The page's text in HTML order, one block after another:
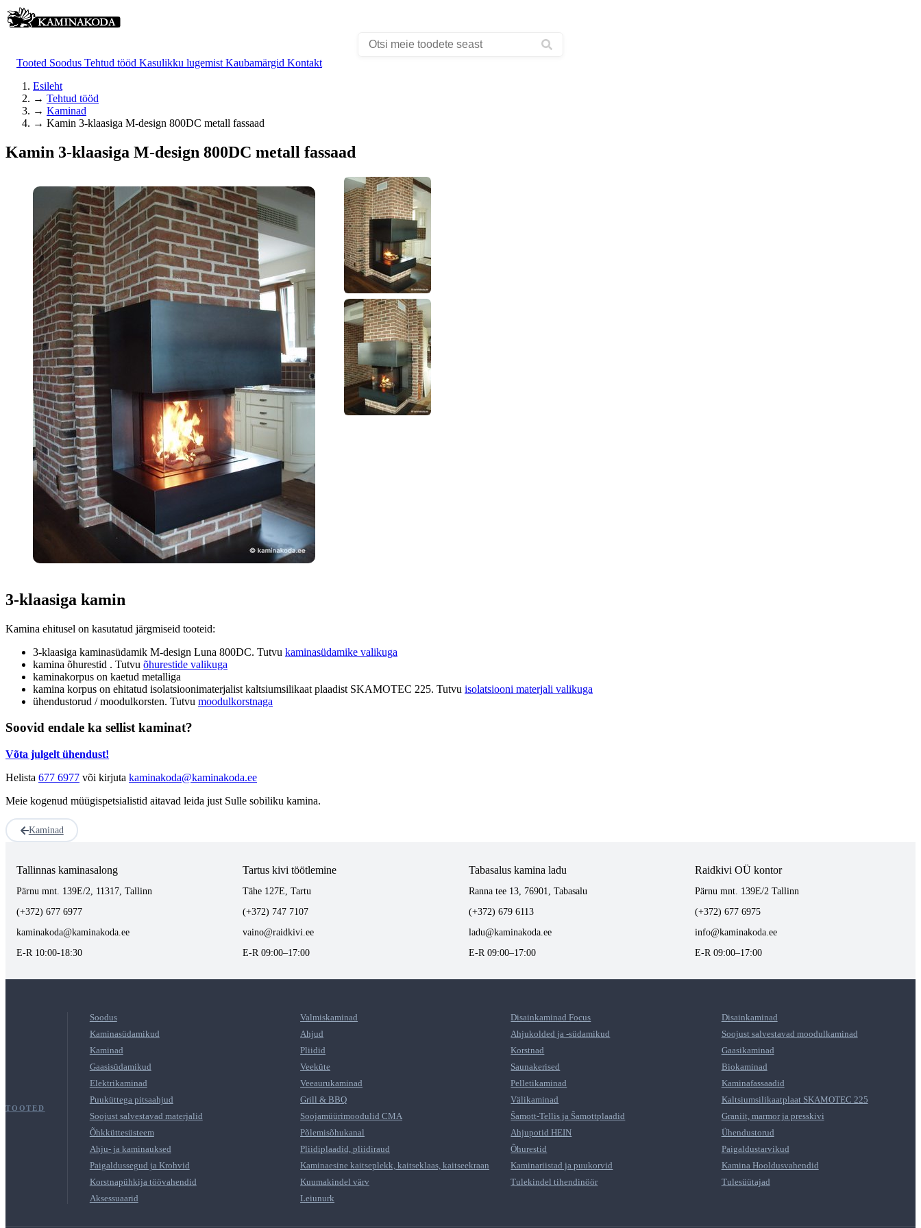
Tooted Soodus Tehtud tööd Kasulikku lugemist Kaubamärgid Kontakt
Esileht
→ Tehtud tööd
→ Kaminad
→ Kamin 3-klaasiga M-design 800DC metall fassaad
Kamin 3-klaasiga M-design 800DC metall fassaad
3-klaasiga kamin
Kamina ehitusel on kasutatud järgmiseid tooteid:
3-klaasiga kaminasüdamik M-design Luna 800DC. Tutvu kaminasüdamike valikuga
kamina õhurestid . Tutvu õhurestide valikuga
kaminakorpus on kaetud metalliga
kamina korpus on ehitatud isolatsioonimaterjalist kaltsiumsilikaat plaadist SKAMOTEC 225. Tutvu isolatsiooni materjali valikuga
ühendustorud / moodulkorsten. Tutvu moodulkorstnaga
Soovid endale ka sellist kaminat?
Võta julgelt ühendust!
Helista 677 6977 või kirjuta kaminakoda@kaminakoda.ee
Meie kogenud müügispetsialistid aitavad leida just Sulle sobiliku kamina.
Kaminad
Tallinnas kaminasalong
Pärnu mnt. 139E/2, 11317, Tallinn
(+372) 677 6977
kaminakoda@kaminakoda.ee
E-R 10:00-18:30
Tartus kivi töötlemine
Tähe 127E, Tartu
(+372) 747 7107
vaino@raidkivi.ee
E-R 09:00–17:00
Tabasalus kamina ladu
Ranna tee 13, 76901, Tabasalu
(+372) 679 6113
ladu@kaminakoda.ee
E-R 09:00–17:00
Raidkivi OÜ kontor
Pärnu mnt. 139E/2 Tallinn
(+372) 677 6975
info@kaminakoda.ee
E-R 09:00–17:00
TOOTED
Soodus Valmiskaminad Disainkaminad Focus
Disainkaminad
Kaminasüdamikud
Ahjud Ahjukolded ja -südamikud
Soojust salvestavad moodulkaminad
Kaminad
Pliidid Korstnad
Gaasikaminad
Gaasisüdamikud
Veeküte Saunakerised
Biokaminad
Elektrikaminad
Veeaurukaminad Pelletikaminad
Kaminafassaadid
Puuküttega pitsaahjud
Grill & BBQ Välikaminad
Kaltsiumsilikaatplaat SKAMOTEC 225
Soojust salvestavad materjalid
Soojamüürimoodulid CMA Šamott-Tellis ja Šamottplaadid
Graniit, marmor ja presskivi
Õhkküttesüsteem
Põlemisõhukanal Ahjupotid HEIN
Ühendustorud
Ahju- ja kaminauksed
Pliidiplaadid, pliidiraud Õhurestid
Paigaldustarvikud
Paigaldussegud ja Krohvid
Kaminaesine kaitseplekk, kaitseklaas, kaitseekraan Kaminariistad ja puukorvid
Kamina Hooldusvahendid
Korstnapühkija töövahendid
Kuumakindel värv Tulekindel tihendinöör
Tulesüütajad
Aksessuaarid
Leiunurk